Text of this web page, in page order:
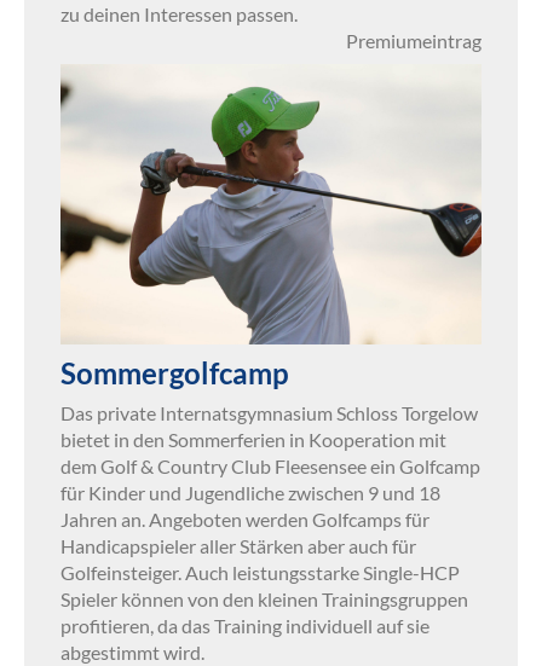
zu deinen Interessen passen.
Premiumeintrag
Sommergolfcamp
Das private Internatsgymnasium Schloss Torgelow
bietet in den Sommerferien in Kooperation mit
dem Golf & Country Club Fleesensee ein Golfcamp
für Kinder und Jugendliche zwischen 9 und 18
Jahren an. Angeboten werden Golfcamps für
Handicapspieler aller Stärken aber auch für
Golfeinsteiger. Auch leistungsstarke Single-HCP
Spieler können von den kleinen Trainingsgruppen
profitieren, da das Training individuell auf sie
abgestimmt wird.